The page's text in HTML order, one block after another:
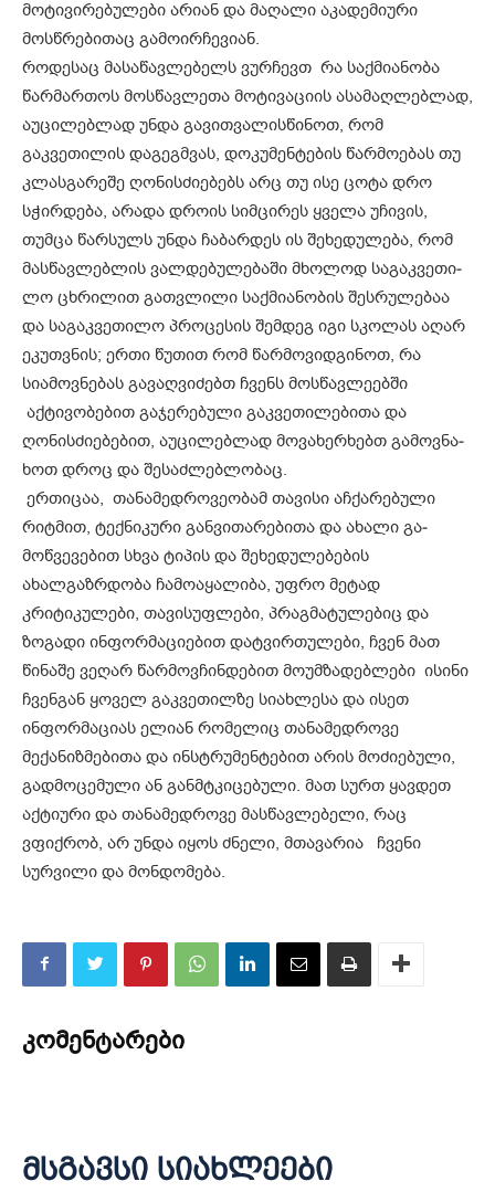
მოტივი­რე­ბულები არიან და მაღალი აკადემი­ური
მოსწრებითაც გამოირჩევიან.
როდესაც მასაწავლებელს ვურჩევთ რა საქმიანობა
წარმართოს მოს­წავ­ლეთა მოტივაციის ასამაღლებლად,
აუცილებლად უნდა გავითვალის­წი­ნოთ, რომ
გაკვეთილის დაგეგმვას, დოკუმენტების წარმოებას თუ
კლას­­გარეშე ღონისძიებებს არც თუ ისე ცოტა დრო
სჭირდება, არადა დროის სიმცირეს ყველა უჩივის,
თუმცა წარსულს უნდა ჩაბარდეს ის შეხე­­დულება, რომ
მასწავლებლის ვალ­­დებულებაში მხოლოდ საგაკვეთი­
ლო ცხრილით გათვლილი საქმიანობის შესრულებაა
და საგაკვეთილო პრო­­ცესის შემდეგ იგი სკოლას აღარ
ეკუთვნის; ერთი წუთით რომ წარმოვიდგინოთ, რა
სიამოვნებას გავაღვიძებთ ჩვენს მოსწავლეებში
აქტივობებით გაჯერებული გაკვე­თილებითა და
ღონისძიებებით, აუ­­ცილებლად მოვახერხებთ გამოვნა­
ხოთ დროც და შესაძლებლობაც.
ერთიცაა, თანამედროვეობამ თა­­ვისი აჩქარებული
რიტმით, ტექნი­კური განვითარებითა და ახალი გა­­
მოწვევებით სხვა ტიპის და შეხე­დუ­ლებების
ახალგაზრდობა ჩამოაყა­ლი­ბა, უფრო მეტად
კრიტიკულები, თავისუფლები, პრაგმატულებიც და
ზოგადი ინფორმაციებით დატვირ­თულები, ჩვენ მათ
წინაშე ვეღარ წარმოვჩინდებით მოუმზადებლები ისინი
ჩვენგან ყოველ გაკვეთილზე სიახლესა და ისეთ
ინფორმაციას ელიან რომელიც თანამედროვე
მექანიზმებითა და ინსტრუმენტე­ბით არის მოძიებული,
გადმოცემული ან განმტკიცებული. მათ სურთ ყავდეთ
აქტიური და თანამედროვე მასწავლებელი, რაც
ვფიქრობ, არ უნდა იყოს ძნელი, მთავარია ჩვენი
სურვილი და მონდომება.
კომენტარები
მსგავსი სიახლეები